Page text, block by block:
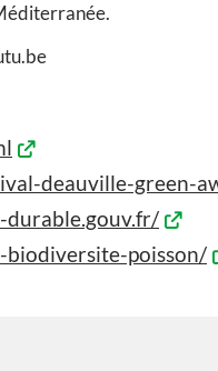
deauville-green-
poisson/